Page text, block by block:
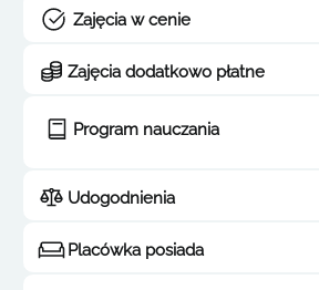
Zajęcia w cenie
Zajęcia dodatkowo płatne
Program nauczania
Udogodnienia
Placówka posiada